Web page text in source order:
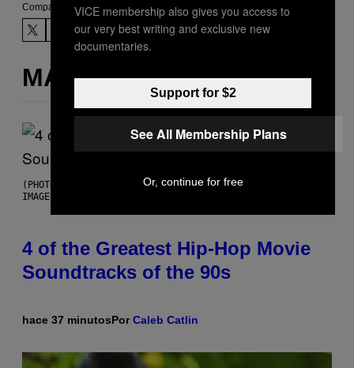
Compartir:
MÁS DE LO MISMO
(PHOTO BY POOL ARNAL/GARCIA/PICOT/GAMMA-RAPHO VIA GETTY
IMAGES)
4 of the Greatest Hip-Hop Movie
Soundtracks of the 90s
hace 37 minutosPorCaleb Catlin
VICE membership also gives you access to
our very best writing and exclusive new
documentaries.
Support for $2
See All Membership Plans
Or, continue for free